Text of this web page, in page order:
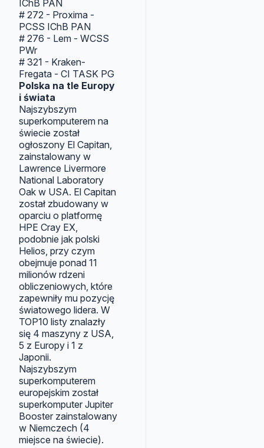
IChB PAN
# 272 - Proxima -
PCSS IChB PAN
# 276 - Lem - WCSS
PWr
# 321 - Kraken-
Fregata - CI TASK PG
Polska na tle Europy
i świata
Najszybszym
superkomputerem na
świecie został
ogłoszony El Capitan,
zainstalowany w
Lawrence Livermore
National Laboratory
Oak w USA. El Capitan
został zbudowany w
oparciu o platformę
HPE Cray EX,
podobnie jak polski
Helios, przy czym
obejmuje ponad 11
milionów rdzeni
obliczeniowych, które
zapewniły mu pozycję
światowego lidera. W
TOP10 listy znalazły
się 4 maszyny z USA,
5 z Europy i 1 z
Japonii.
Najszybszym
superkomputerem
europejskim został
superkomputer Jupiter
Booster zainstalowany
w Niemczech (4
miejsce na świecie).